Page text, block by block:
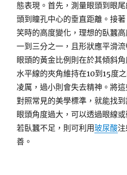
態表現。首先，測量眼頭到眼
頭到瞳孔中心的垂直距離。接
笑時的高度變化，理想的臥蠶
一到三分之一，且形狀應平滑
眼頭的黃金比例則在於其傾斜
水平線的夾角維持在10到15度
凌厲，過小則會失去精神。將
對照常見的美學標準，就能找
眼頭角度過大，可以透過眼線
若臥蠶不足，則可利用玻尿酸
善。